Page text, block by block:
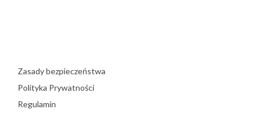
Zasady bezpieczeństwa
Polityka Prywatności
Regulamin